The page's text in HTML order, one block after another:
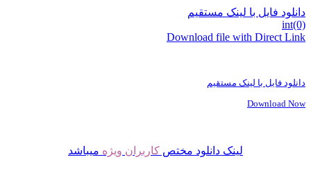
دانلود فایل با لینک مستقیم
int(0)
Download file with Direct Link
دانلود فایل با لینک مستقیم
Download Now
لینک دانلود مختص کاربران ویژه میباشد